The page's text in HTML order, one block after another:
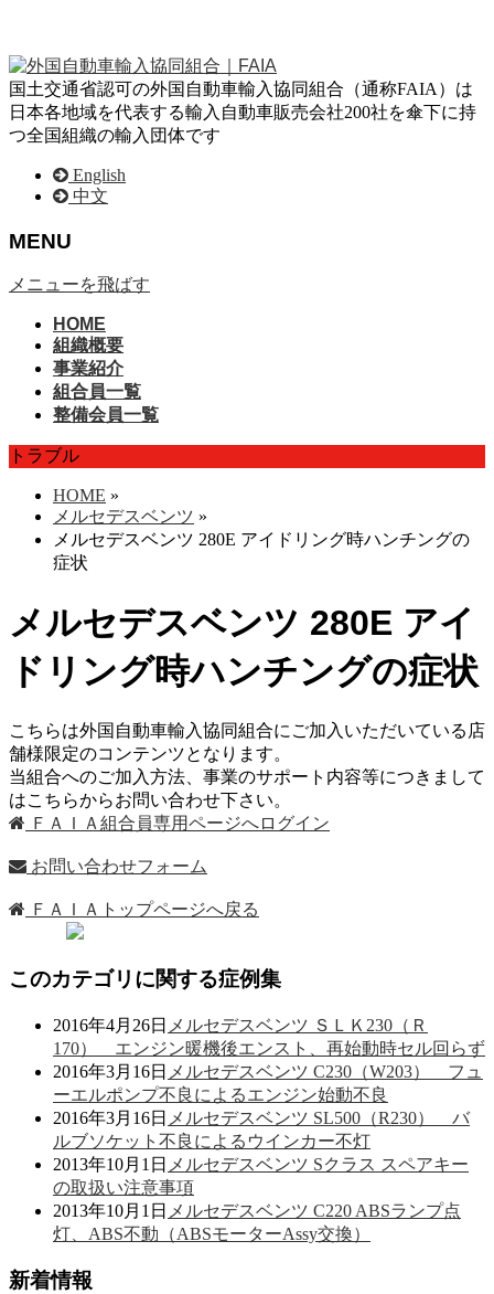
国土交通省認可の外国自動車輸入協同組合（通称FAIA）は
日本各地域を代表する輸入自動車販売会社200社を傘下に持
つ全国組織の輸入団体です
English
中文
MENU
メニューを飛ばす
HOME
組織概要
事業紹介
組合員一覧
整備会員一覧
トラブル
HOME »
メルセデスベンツ »
メルセデスベンツ 280E アイドリング時ハンチングの
症状
メルセデスベンツ 280E アイ
ドリング時ハンチングの症状
こちらは外国自動車輸入協同組合にご加入いただいている店
舗様限定のコンテンツとなります。
当組合へのご加入方法、事業のサポート内容等につきまして
はこちらからお問い合わせ下さい。
ＦＡＩＡ組合員専用ページへログイン
お問い合わせフォーム
ＦＡＩＡトップページへ戻る
このカテゴリに関する症例集
2016年4月26日 メルセデスベンツ ＳＬＫ230（Ｒ
170） エンジン暖機後エンスト、再始動時セル回らず
2016年3月16日 メルセデスベンツ C230（W203） フュ
ーエルポンプ不良によるエンジン始動不良
2016年3月16日 メルセデスベンツ SL500（R230） バ
ルブソケット不良によるウインカー不灯
2013年10月1日 メルセデスベンツ Sクラス スペアキー
の取扱い注意事項
2013年10月1日 メルセデスベンツ C220 ABSランプ点
灯、ABS不動（ABSモーターAssy交換）
新着情報